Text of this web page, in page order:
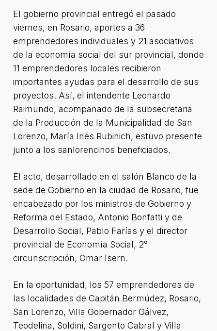
El gobierno provincial entregó el pasado
viernes, en Rosario, aportes a 36
emprendedores individuales y 21 asociativos
de la economía social del sur provincial, donde
11 emprendedores locales recibieron
importantes ayudas para el desarrollo de sus
proyectos. Así, el intendente Leonardo
Raimundo, acompañado de la subsecretaria
de la Producción de la Municipalidad de San
Lorenzo, María Inés Rubinich, estuvo presente
junto a los sanlorencinos beneficiados.
El acto, desarrollado en el salón Blanco de la
sede de Gobierno en la ciudad de Rosario, fue
encabezado por los ministros de Gobierno y
Reforma del Estado, Antonio Bonfatti y de
Desarrollo Social, Pablo Farías y el director
provincial de Economía Social, 2°
circunscripción, Omar Isern.
En la oportunidad, los 57 emprendedores de
las localidades de Capitán Bermúdez, Rosario,
San Lorenzo, Villa Gobernador Gálvez,
Teodelina, Soldini, Sargento Cabral y Villa